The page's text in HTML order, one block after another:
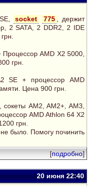
socket 775
, держит
2 SATA, 2 DDR2, 2 IDE
AMD X2 5000,
грн.
SE + процессор AMD
Цена 900 грн.
AM2, AM2+, AM3,
AMD Athlon 64 Х2
грн.
было. Помогу починить
[подробно]
20 июня 22:40